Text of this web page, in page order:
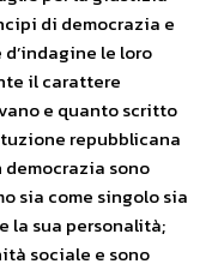
di democrazia e
le loro
il carattere
e quanto scritto
repubblicana
sono
sia come singolo sia
la sua personalità;
sociale e sono